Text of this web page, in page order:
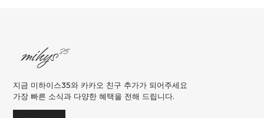
지금 미하이스35와 카카오 친구 추가가 되어주세요
가장 빠른 소식과 다양한 혜택을 전해 드립니다.